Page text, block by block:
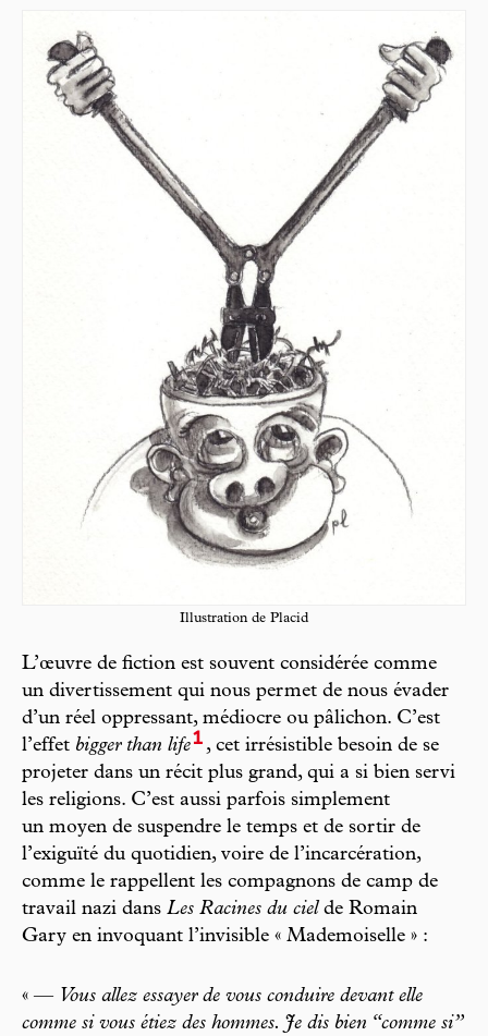
Illustration de Placid
L’œuvre de fiction est souvent considérée comme
un divertissement qui nous permet de nous évader
d’un réel oppressant, médiocre ou pâlichon. C’est
l’effet bigger than life1 , cet irrésistible besoin de se
projeter dans un récit plus grand, qui a si bien servi
les religions. C’est aussi parfois simplement
un moyen de suspendre le temps et de sortir de
l’exiguïté du quotidien, voire de l’incarcération,
comme le rappellent les compagnons de camp de
travail nazi dans Les Racines du cielde Romain
Gary en invoquant l’invisible « Mademoiselle » :
« — Vous allez essayer de vous conduire devant elle
comme si vous étiez des hommes. Je dis bien “comme si”